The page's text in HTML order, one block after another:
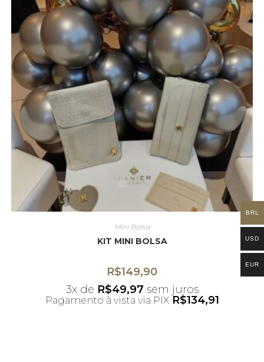
Mini Bolsa
KIT MINI BOLSA
R$149,90
3x de R$49,97 sem juros
Pagamento à vista via PIX R$134,91
BRL
USD
EUR